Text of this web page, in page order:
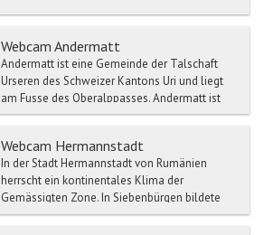
Webcam Andermatt
Andermatt ist eine Gemeinde der Talschaft
Urseren des Schweizer Kantons Uri und liegt
am Fusse des Oberalppasses. Andermatt ist
Hauptort des Ursere...
Webcam Hermannstadt
In der Stadt Hermannstadt von Rumänien
herrscht ein kontinentales Klima der
Gemässigten Zone. In Siebenbürgen bildete
Der Ort Hermannstadt das Ober...